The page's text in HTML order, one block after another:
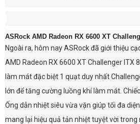
ASRock AMD Radeon RX 6600 XT
Ngoài ra, hôm nay ASRock đã giới thiệu
AMD Radeon RX 6600 XT Challenger ITX
làm mát đặc biệt 1 quạt duy nhất
lớn để tăng cường luồng khí làm mát.
Ống dẫn nhiệt siêu vừa vặn giúp tối đa
mang lại hiệu quả tản nhiệt tuyệt vời trong